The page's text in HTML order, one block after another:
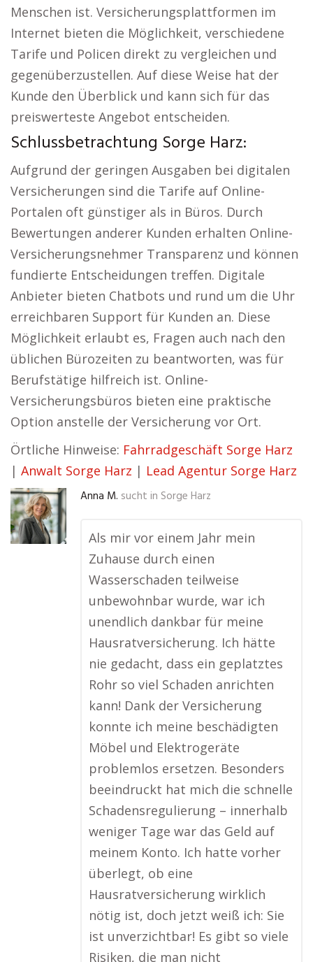
Menschen ist. Versicherungsplattformen im
Internet bieten die Möglichkeit, verschiedene
Tarife und Policen direkt zu vergleichen und
gegenüberzustellen. Auf diese Weise hat der
Kunde den Überblick und kann sich für das
preiswerteste Angebot entscheiden.
Schlussbetrachtung Sorge Harz:
Aufgrund der geringen Ausgaben bei digitalen
Versicherungen sind die Tarife auf Online-
Portalen oft günstiger als in Büros. Durch
Bewertungen anderer Kunden erhalten Online-
Versicherungsnehmer Transparenz und können
fundierte Entscheidungen treffen. Digitale
Anbieter bieten Chatbots und rund um die Uhr
erreichbaren Support für Kunden an. Diese
Möglichkeit erlaubt es, Fragen auch nach den
üblichen Bürozeiten zu beantworten, was für
Berufstätige hilfreich ist. Online-
Versicherungsbüros bieten eine praktische
Option anstelle der Versicherung vor Ort.
Örtliche Hinweise: Fahrradgeschäft Sorge Harz
| Anwalt Sorge Harz | Lead Agentur Sorge Harz
Anna M. sucht in Sorge Harz
Als mir vor einem Jahr mein
Zuhause durch einen
Wasserschaden teilweise
unbewohnbar wurde, war ich
unendlich dankbar für meine
Hausratversicherung. Ich hätte
nie gedacht, dass ein geplatztes
Rohr so viel Schaden anrichten
kann! Dank der Versicherung
konnte ich meine beschädigten
Möbel und Elektrogeräte
problemlos ersetzen. Besonders
beeindruckt hat mich die schnelle
Schadensregulierung – innerhalb
weniger Tage war das Geld auf
meinem Konto. Ich hatte vorher
überlegt, ob eine
Hausratversicherung wirklich
nötig ist, doch jetzt weiß ich: Sie
ist unverzichtbar! Es gibt so viele
Risiken, die man nicht